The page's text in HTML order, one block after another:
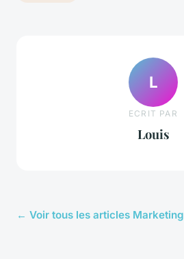
L
ECRIT PAR
Louis
← Voir tous les articles Marketing